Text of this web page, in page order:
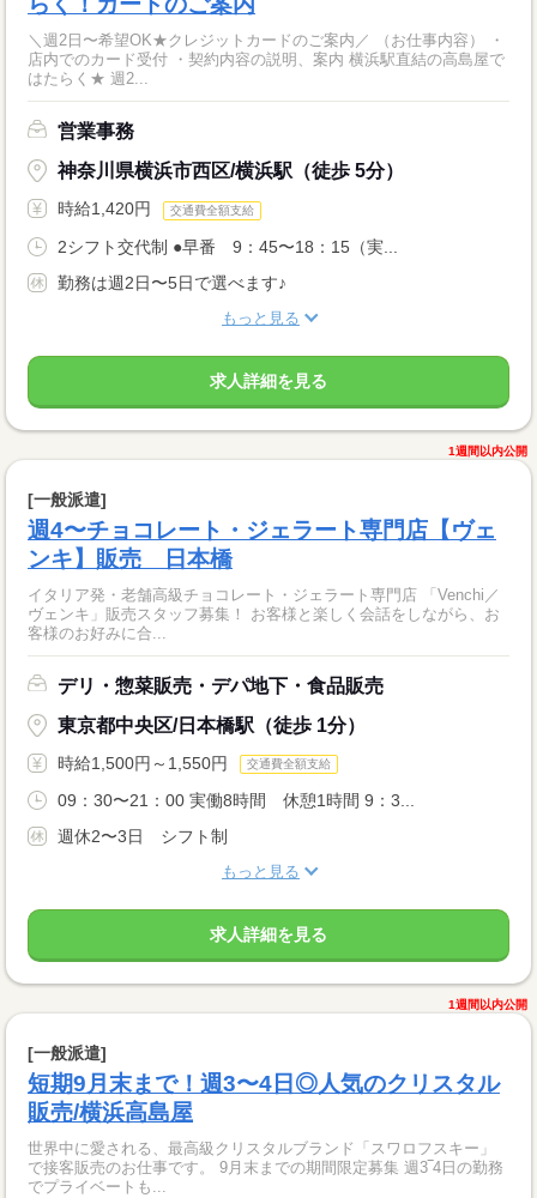
＼週2日〜希望OK★クレジットカードのご案内／ （お仕事内容） ・
店内でのカード受付 ・契約内容の説明、案内 横浜駅直結の高島屋で
はたらく★ 週2...
営業事務
神奈川県横浜市西区/横浜駅（徒歩 5分）
時給1,420円 交通費全額支給
2シフト交代制 ●早番 9：45〜18：15（実...
勤務は週2日〜5日で選べます♪
もっと見る
求人詳細を見る
1週間以内公開
[一般派遣]
週4〜チョコレート・ジェラート専門店【ヴェ
ンキ】販売 日本橋
イタリア発・老舗高級チョコレート・ジェラート専門店 「Venchi／
ヴェンキ」販売スタッフ募集！ お客様と楽しく会話をしながら、お
客様のお好みに合...
デリ・惣菜販売・デパ地下・食品販売
東京都中央区/日本橋駅（徒歩 1分）
時給1,500円～1,550円 交通費全額支給
09：30〜21：00 実働8時間 休憩1時間 9：3...
週休2〜3日 シフト制
もっと見る
求人詳細を見る
1週間以内公開
[一般派遣]
短期9月末まで！週3〜4日◎人気のクリスタル
販売/横浜高島屋
世界中に愛される、最高級クリスタルブランド「スワロフスキー」
で接客販売のお仕事です。 9月末までの期間限定募集 週3‾4日の勤務
でプライベートも...